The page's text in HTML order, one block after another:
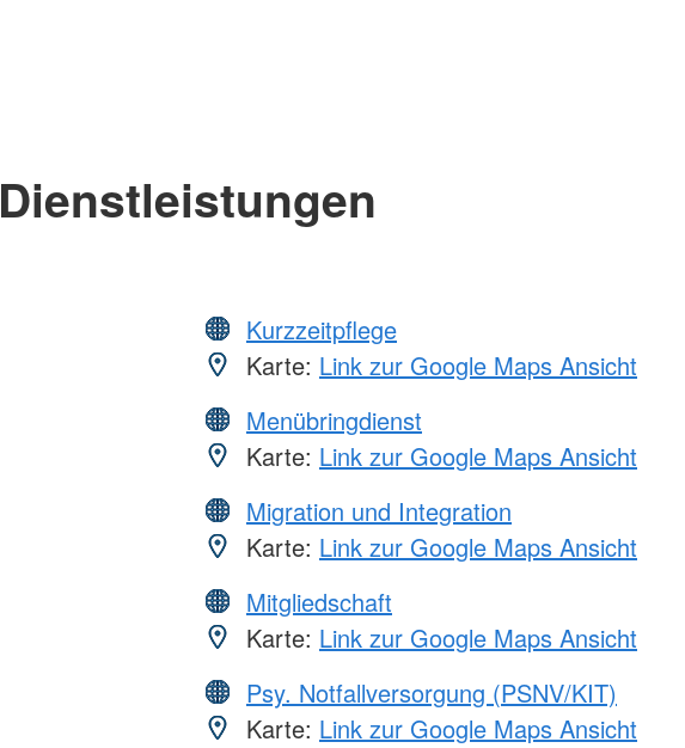
Dienstleistungen
Kurzzeitpflege
Karte: Link zur Google Maps Ansicht
Menübringdienst
Karte: Link zur Google Maps Ansicht
Migration und Integration
Karte: Link zur Google Maps Ansicht
Mitgliedschaft
Karte: Link zur Google Maps Ansicht
Psy. Notfallversorgung (PSNV/KIT)
Karte: Link zur Google Maps Ansicht